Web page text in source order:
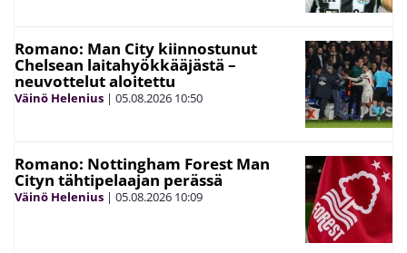
Romano: Man City kiinnostunut
Chelsean laitahyökkääjästä –
neuvottelut aloitettu
Väinö Helenius | 05.08.2026 10:50
Romano: Nottingham Forest Man
Cityn tähtipelaajan perässä
Väinö Helenius | 05.08.2026 10:09